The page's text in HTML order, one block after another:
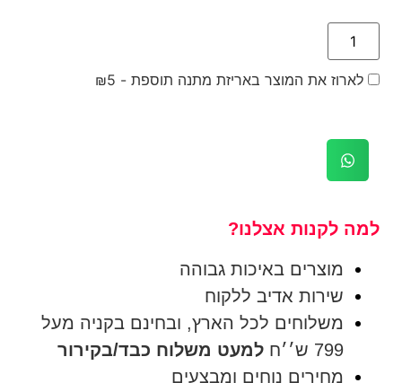
לארוז את המוצר באריזת מתנה תוספת - ₪5
למה לקנות אצלנו?
מוצרים באיכות גבוהה
שירות אדיב ללקוח
משלוחים לכל הארץ, ובחינם בקניה מעל
799 ש׳׳ח
למעט משלוח כבד/בקירור
מחירים נוחים ומבצעים